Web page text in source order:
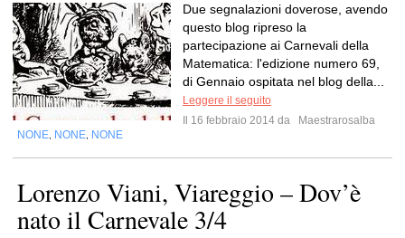
Due segnalazioni doverose, avendo
questo blog ripreso la
partecipazione ai Carnevali della
Matematica: l'edizione numero 69,
di Gennaio ospitata nel blog della...
Leggere il seguito
Il 16 febbraio 2014 da
Maestrarosalba
NONE NONE NONE
Lorenzo Viani, Viareggio – Dov’è
nato il Carnevale 3/4